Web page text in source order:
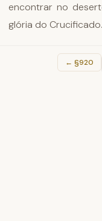
encontrar no
glória do Crucificado.
← §920